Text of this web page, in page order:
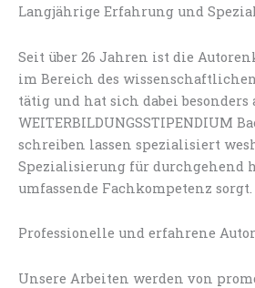
Langjährige Erfahrung und
Seit über 26 Jahren ist die
im Bereich des
tätig und hat sich dabei besonders
WEITERBILDUNGSSTIPENDIUM
schreiben lassen spezialisiert
Spezialisierung für durchgehend
umfassende Fachkompetenz sorgt.
Professionelle und erfahrene
Unsere Arbeiten werden von